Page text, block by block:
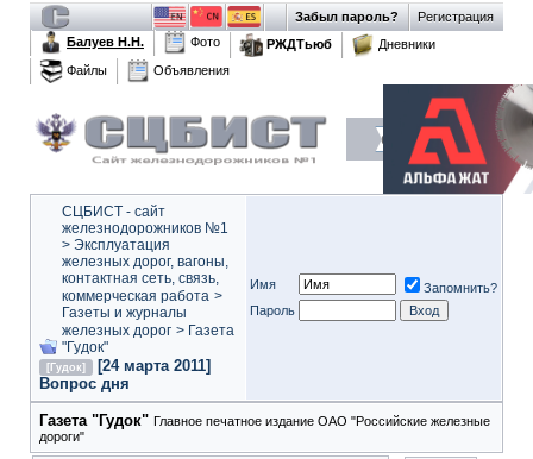
Регистрация
Забыл пароль?
Балуев Н.Н.
Фото РЖДТьюб
Дневники
Файлы
Объявления
СЦБИСТ - сайт
железнодорожников №1
> Эксплуатация
железных дорог, вагоны,
контактная сеть, связь,
коммерческая работа >
Газеты и журналы
железных дорог > Газета
"Гудок"
[Гудок]
[24 марта 2011]
Вопрос дня
Имя
Запомнить?
Пароль
Газета "Гудок" Главное печатное издание ОАО "Российские железные
дороги"